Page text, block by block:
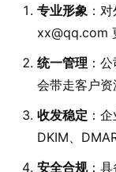
专业形象 ：
xx@qq.com
统一管理 ：
会带走客户资
收发稳定 ：
DKIM、
安全合规：具